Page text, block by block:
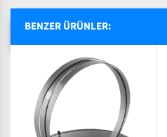
BENZER ÜRÜNLER: